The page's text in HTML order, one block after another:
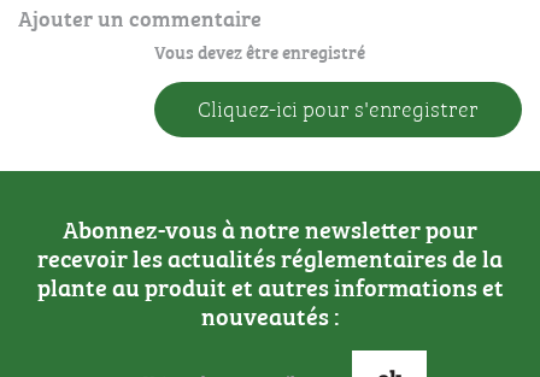
Ajouter un commentaire
Vous devez être enregistré
Cliquez-ici pour s'enregistrer
Abonnez-vous à notre newsletter pour
recevoir les actualités réglementaires de la
plante au produit et autres informations et
nouveautés :